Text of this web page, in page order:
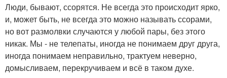
Люди, бывают, ссорятся. Не всегда это происходит ярко,
и, может быть, не всегда это можно называть ссорами,
но вот размолвки случаются у любой пары, без этого
никак. Мы - не телепаты, иногда не понимаем друг друга,
иногда понимаем неправильно, трактуем неверно,
домысливаем, перекручиваем и всё в таком духе.